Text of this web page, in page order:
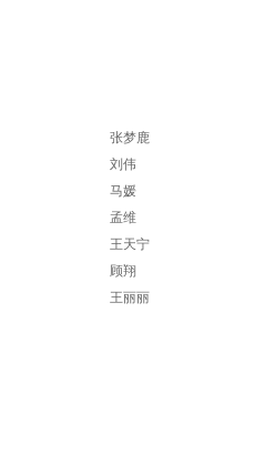
张梦鹿
刘伟
马媛
孟维
王天宁
顾翔
王丽丽